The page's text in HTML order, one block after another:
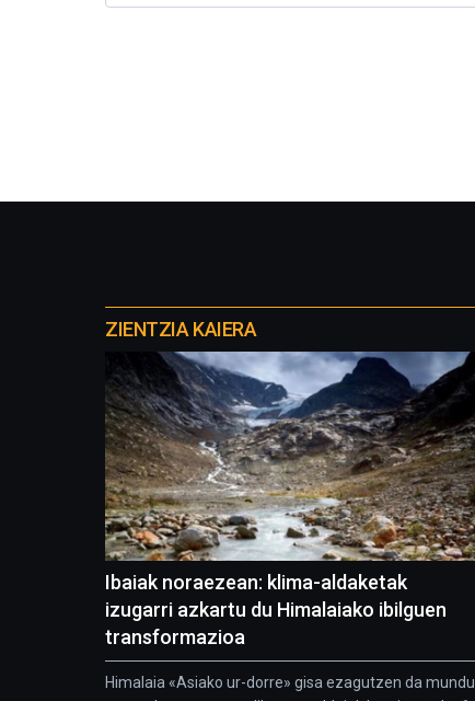
proyectos
ZIENTZIA KAIERA
Ibaiak noraezean: klima-aldaketak
izugarri azkartu du Himalaiako ibilguen
transformazioa
Himalaia «Asiako ur-dorre» gisa ezagutzen da mundu